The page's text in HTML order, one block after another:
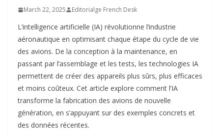
March 22, 2025 Editorialge French Desk
L’intelligence artificielle (IA) révolutionne l’industrie
aéronautique en optimisant chaque étape du cycle de vie
des avions. De la conception à la maintenance, en
passant par l’assemblage et les tests, les technologies IA
permettent de créer des appareils plus sûrs, plus efficaces
et moins coûteux. Cet article explore comment l’IA
transforme la fabrication des avions de nouvelle
génération, en s’appuyant sur des exemples concrets et
des données récentes.